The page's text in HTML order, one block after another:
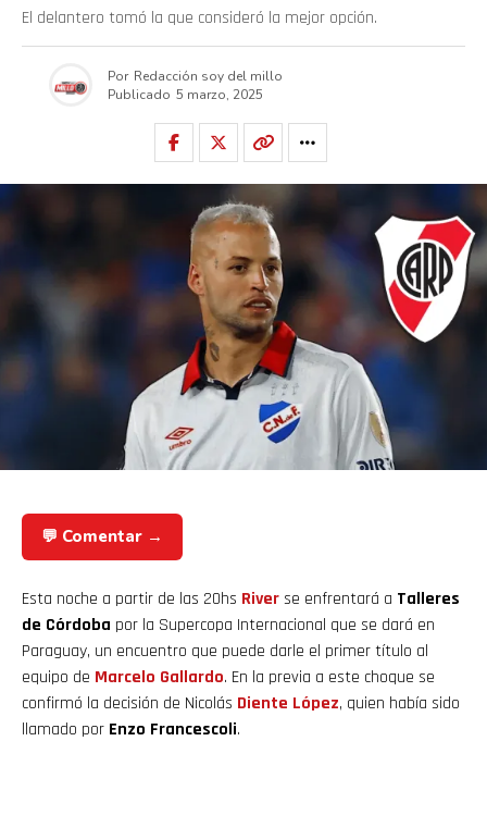
El delantero tomó la que consideró la mejor opción.
Por Redacción soy del millo
Publicado 5 marzo, 2025
💬 Comentar →
Esta noche a partir de las 20hs Riverse enfrentará a Talleres
de Córdoba por la Supercopa Internacional que se dará en
Paraguay, un encuentro que puede darle el primer título al
equipo de Marcelo Gallardo. En la previa a este choque se
confirmó la decisión de Nicolás Diente López, quien había sido
llamado por Enzo Francescoli.